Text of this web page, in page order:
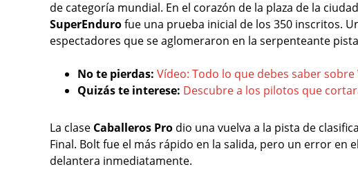
de categoría mundial. En el corazón de la plaza de la
SuperEndurofue una prueba inicial de los 350 inscritos.
espectadores que se aglomeraron en la serpenteante
No te pierdas: Vídeo: Todo lo que debes saber sobre
Quizás te interese: Descubre a los pilotos que
La clase Caballeros Pro dio una vuelva a la pista de
Final. Bolt fue el más rápido en la salida, pero un error en
delantera inmediatamente.